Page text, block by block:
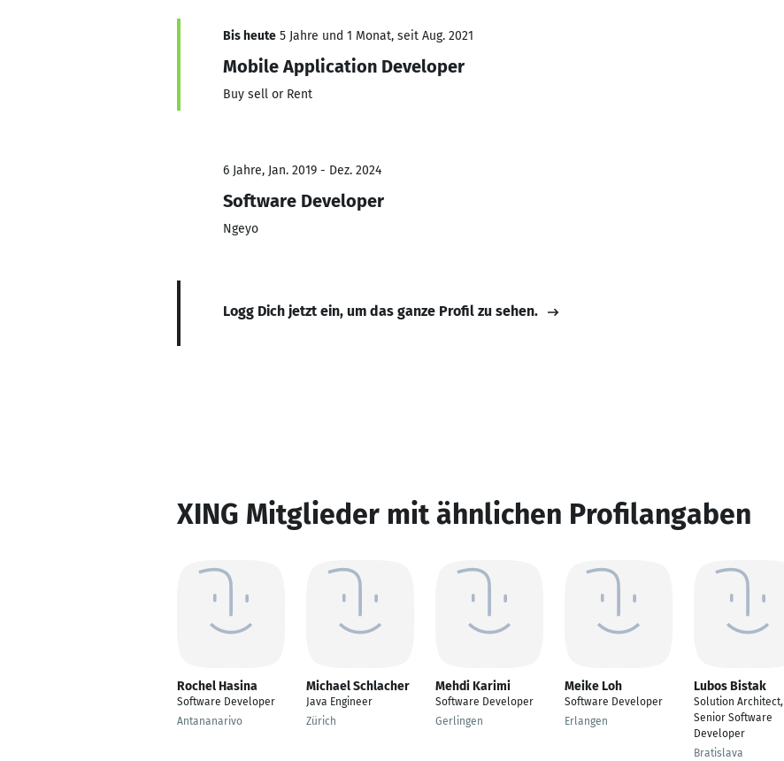
Bis heute 5 Jahre und 1 Monat, seit Aug. 2021
Mobile Application Developer
Buy sell or Rent
6 Jahre, Jan. 2019 - Dez. 2024
Software Developer
Ngeyo
Logg Dich jetzt ein, um das ganze Profil zu sehen.
XING Mitglieder mit ähnlichen Profilangaben
Rochel Hasina
Software Developer
Antananarivo
Michael Schlacher
Java Engineer
Zürich
Mehdi Karimi
Software Developer
Gerlingen
Meike Loh
Software Developer
Erlangen
Lubos Bistak
Solution Architect,
Senior Software
Developer
Bratislava